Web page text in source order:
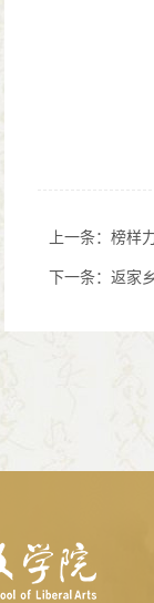
上一条： 榜样
下一条： 返家